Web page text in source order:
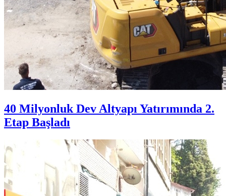
40 Milyonluk Dev Altyapı Yatırımında 2.
Etap Başladı